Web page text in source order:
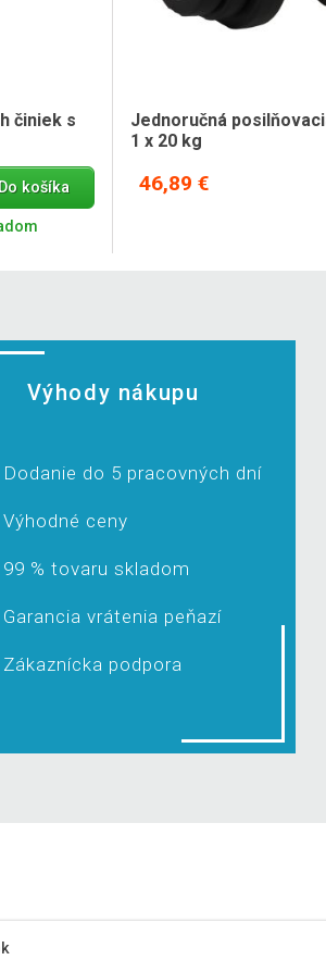
činiek s
Do košíka
Jednoručná
1 x 20 kg
46,89 €
Výhody nákupu
Dodanie do 5 pracovných dní
Výhodné ceny
99 % tovaru skladom
Garancia vrátenia peňazí
Zákaznícka podpora